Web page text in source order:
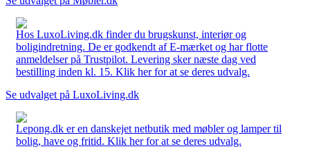
Hos LuxoLiving.dk finder du brugskunst, interiør og
boligindretning. De er godkendt af E-mærket og har flotte
anmeldelser på Trustpilot. Levering sker næste dag ved
bestilling inden kl. 15. Klik her for at se deres udvalg.
Se udvalget på LuxoLiving.dk
Lepong.dk er en danskejet netbutik med møbler og lamper til
bolig, have og fritid. Klik her for at se deres udvalg.